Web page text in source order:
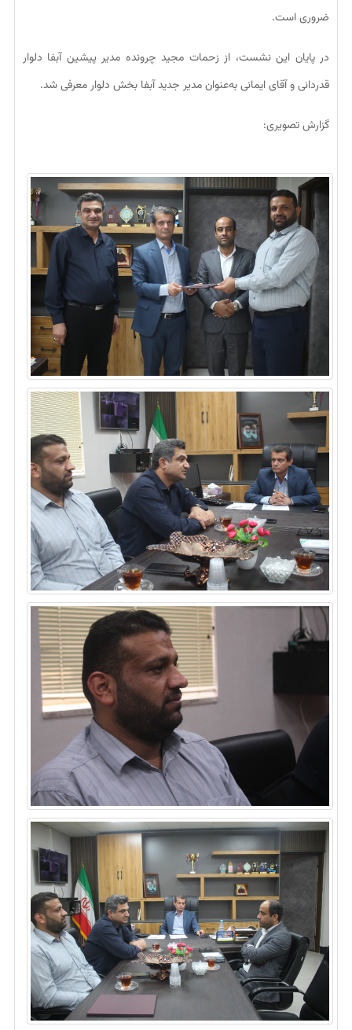
ضروری است.
در پایان این نشست، از زحمات مجید چرونده مدیر پیشین آبفا دلوار
قدردانی و آقای ایمانی به‌عنوان مدیر جدید آبفا بخش دلوار معرفی شد.
گزارش تصویری: